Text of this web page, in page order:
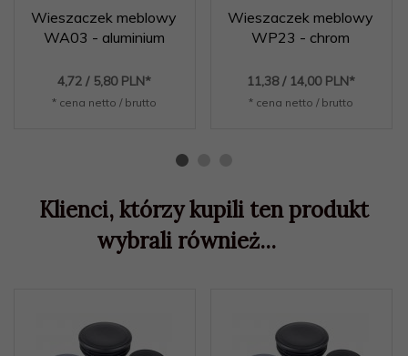
Wieszaczek meblowy
WA03 - aluminium
4,72 / 5,80 PLN*
* cena netto / brutto
Wieszaczek meblowy
WP23 - chrom
11,38 / 14,00 PLN*
* cena netto / brutto
Klienci, którzy kupili ten produkt
wybrali również...